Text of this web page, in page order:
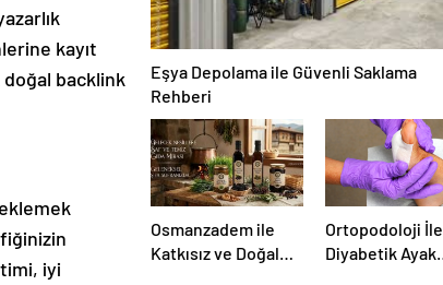
kayıt
backlink
iyi
Eşya Depolama ile Güvenli Saklama
Rehberi
Osmanzadem ile
Katkısız ve Doğal
Ortopodoloji İle
Diyabetik Ayak